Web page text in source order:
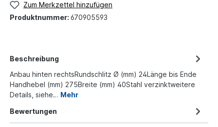
Zum Merkzettel hinzufügen
Produktnummer: 670905593
Beschreibung
Anbau hinten rechtsRundschlitz Ø (mm) 24Länge bis Ende
Handhebel (mm) 275Breite (mm) 40Stahl verzinktweitere
Details, siehe… Mehr
Bewertungen